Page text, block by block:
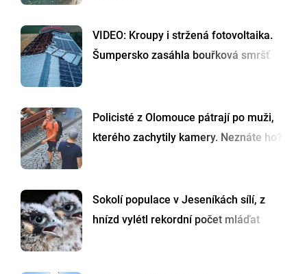
VIDEO: Kroupy i stržená fotovoltaika.
Šumpersko zasáhla bouřková smršť
Policisté z Olomouce pátrají po muži,
kterého zachytily kamery. Neznáte ho?
Sokolí populace v Jeseníkách sílí, z
hnízd vylétl rekordní počet mláďat